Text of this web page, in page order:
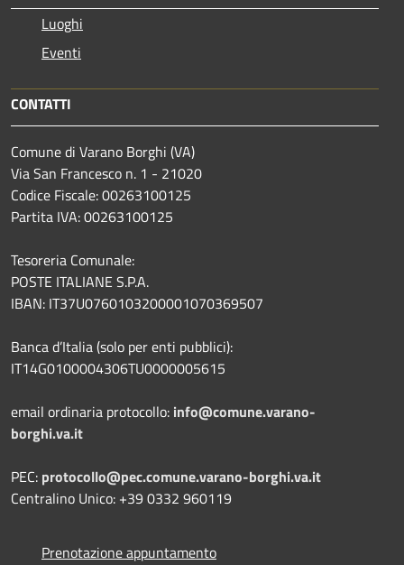
Luoghi
Eventi
CONTATTI
Comune di Varano Borghi (VA)
Via San Francesco n. 1 - 21020
Codice Fiscale: 00263100125
Partita IVA: 00263100125
Tesoreria Comunale:
POSTE ITALIANE S.P.A.
IBAN: IT37U0760103200001070369507
Banca d’Italia (solo per enti pubblici):
IT14G0100004306TU0000005615
email ordinaria protocollo: info@comune.varano-
borghi.va.it
PEC: protocollo@pec.comune.varano-borghi.va.it
Centralino Unico: +39 0332 960119
Prenotazione appuntamento